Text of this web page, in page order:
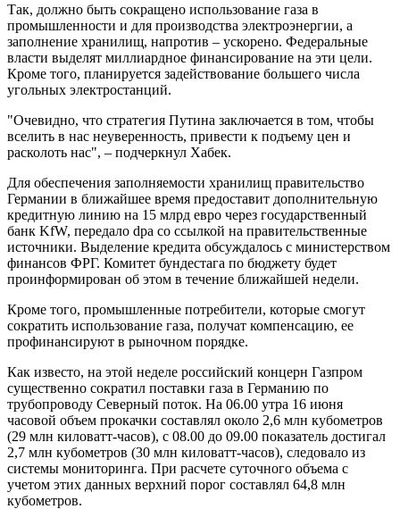
Так, должно быть сокращено использование газа в
промышленности и для производства электроэнергии, а
заполнение хранилищ, напротив – ускорено. Федеральные
власти выделят миллиардное финансирование на эти цели.
Кроме того, планируется задействование большего числа
угольных электростанций.
"Очевидно, что стратегия Путина заключается в том, чтобы
вселить в нас неуверенность, привести к подъему цен и
расколоть нас", – подчеркнул Хабек.
Для обеспечения заполняемости хранилищ правительство
Германии в ближайшее время предоставит дополнительную
кредитную линию на 15 млрд евро через государственный
банк KfW, передало dpa со ссылкой на правительственные
источники. Выделение кредита обсуждалось с министерством
финансов ФРГ. Комитет бундестага по бюджету будет
проинформирован об этом в течение ближайшей недели.
Кроме того, промышленные потребители, которые смогут
сократить использование газа, получат компенсацию, ее
профинансируют в рыночном порядке.
Как известо, на этой неделе российский концерн Газпром
существенно сократил поставки газа в Германию по
трубопроводу Северный поток. На 06.00 утра 16 июня
часовой объем прокачки составлял около 2,6 млн кубометров
(29 млн киловатт-часов), с 08.00 до 09.00 показатель достигал
2,7 млн кубометров (30 млн киловатт-часов), следовало из
системы мониторинга. При расчете суточного объема с
учетом этих данных верхний порог составлял 64,8 млн
кубометров.